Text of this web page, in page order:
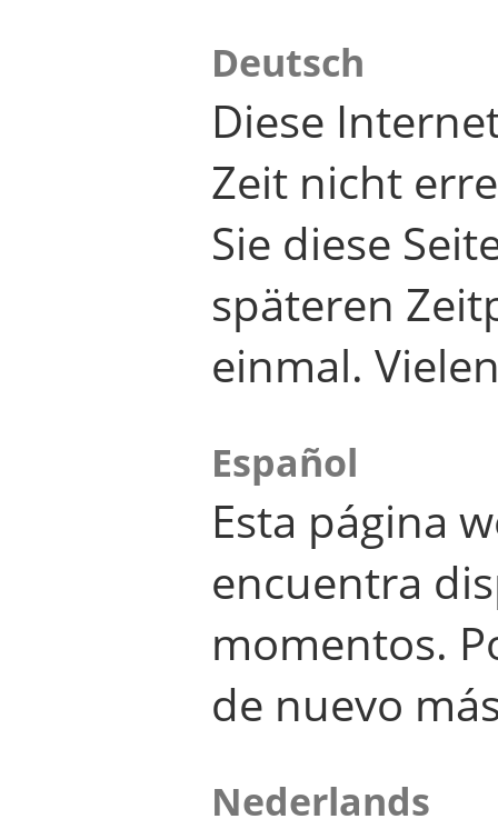
Deutsch
Diese
Zeit nicht
Sie diese
späteren
einmal.
Español
Esta página
encuentra
momentos.
de nuevo
Nederlands